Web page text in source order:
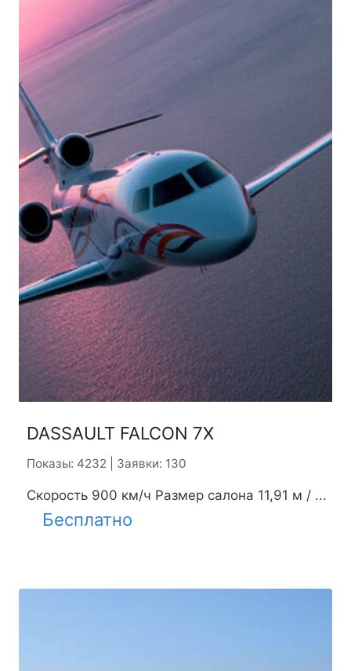
DASSAULT FALCON 7X
Показы: 4232 | Заявки: 130
Скорость 900 км/ч Размер салона 11,91 м / ...
Бесплатно